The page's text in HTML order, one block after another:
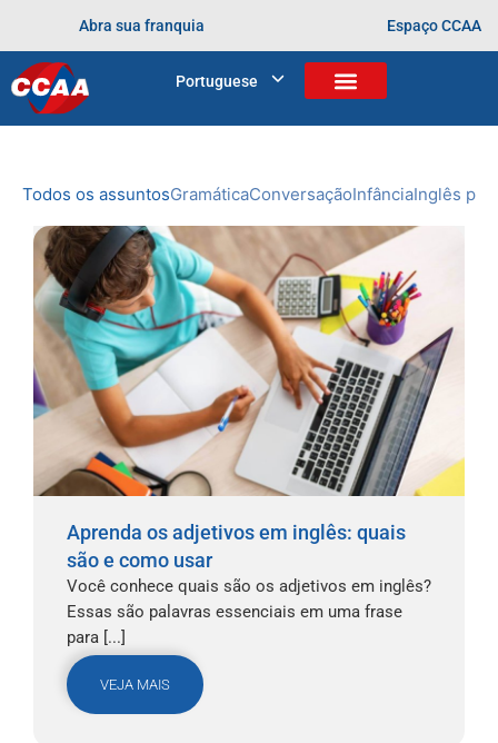
Abra sua franquia Espaço CCAA
Portuguese
Home > Arquivos para
Todos os assuntosGramáticaConversaçãoInfânciaInglês
Aprenda os adjetivos em inglês: quais
são e como usar
Você conhece quais são os adjetivos em inglês?
Essas são palavras essenciais em uma frase
para [...]
VEJA MAIS